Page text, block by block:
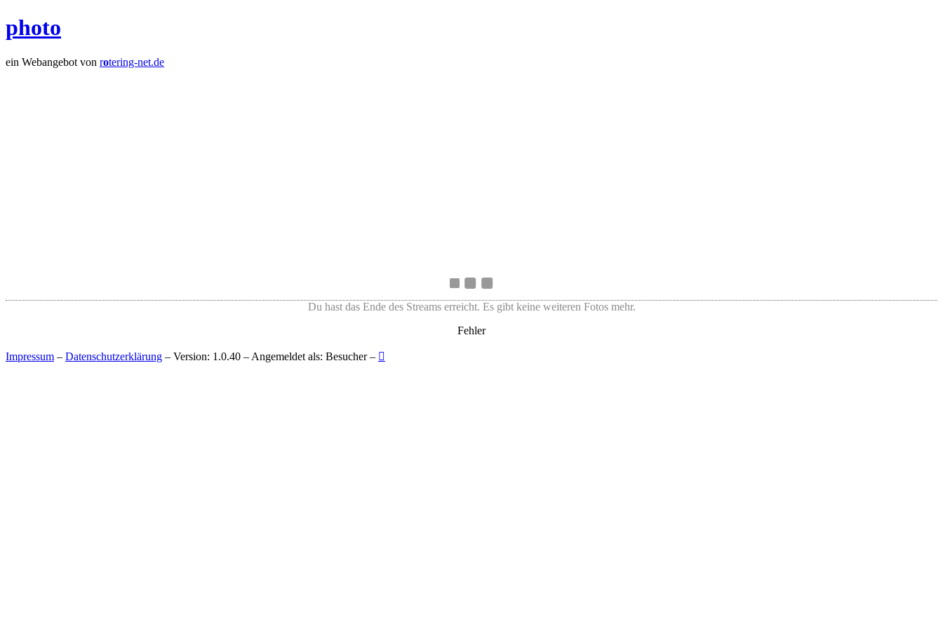
photo
ein Webangebot von rotering-net.de
Du hast das Ende des Streams erreicht. Es gibt keine weiteren Fotos mehr.
Fehler
Impressum – Datenschutzerklärung – Version: 1.0.40 – Angemeldet als: Besucher – 